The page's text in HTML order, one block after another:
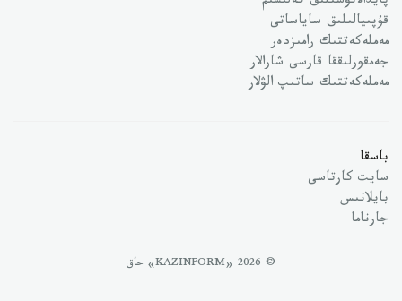
قۇپىيالىلىق ساياساتى
مەملەكەتتىك رامىزدەر
جەمقورلىققا قارسى شارالار
مەملەكەتتىك ساتىپ الۋلار
باسقا
سايت كارتاسى
بايلانىس
جارناما
© 2026 «KAZINFORM» حاق